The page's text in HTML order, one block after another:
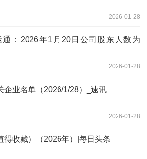
2026-01-28
：2026年1月20日公司股东人数为
2026-01-28
企业名单（2026/1/28）_速讯
2026-01-28
得收藏）（2026年）|每日头条